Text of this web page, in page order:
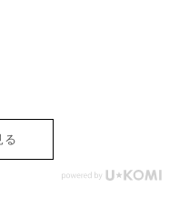
る